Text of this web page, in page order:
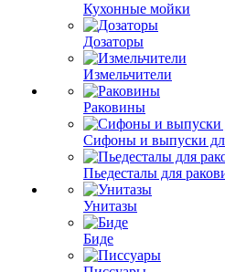
Кухонные мойки
Дозаторы
Измельчители
Раковины
Сифоны и выпуски
Пьедесталы для
Унитазы
Биде